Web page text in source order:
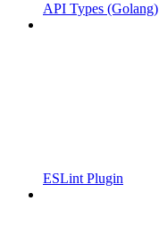
API Types (Golang)
ESLint Plugin